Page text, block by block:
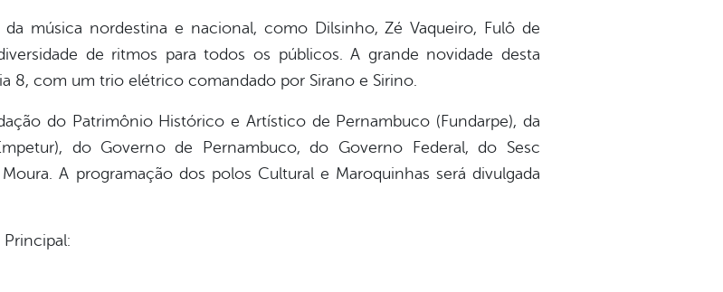
música nordestina e nacional, como Dilsinho, Zé Vaqueiro, Fulô de
de ritmos para todos os públicos. A grande novidade desta
8, com um trio elétrico comandado por Sirano e Sirino.
do Patrimônio Histórico e Artístico de Pernambuco (Fundarpe), da
do Governo de Pernambuco, do Governo Federal, do Sesc
A programação dos polos Cultural e Maroquinhas será divulgada